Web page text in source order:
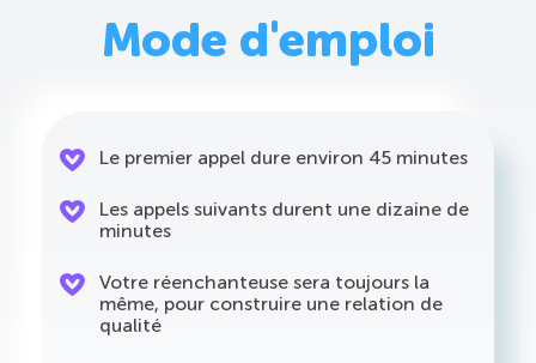
Mode d'emploi
Le premier appel dure environ 45 minutes
Les appels suivants durent une dizaine de
minutes
Votre réenchanteuse sera toujours la
même, pour construire une relation de
qualité